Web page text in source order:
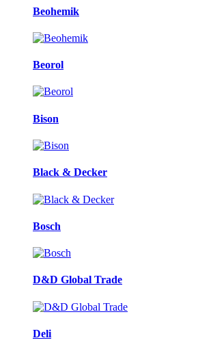
Beohemik
Beorol
Bison
Black & Decker
Bosch
D&D Global Trade
Deli